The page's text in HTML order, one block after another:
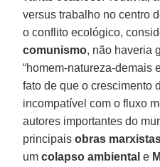
versus trabalho no centro
o conflito ecológico,
comunismo, não haveria
“homem-natureza-demais
fato de que o crescimento
incompatível com o fluxo
autores importantes do
principaisobras
umcolapso ambiental e